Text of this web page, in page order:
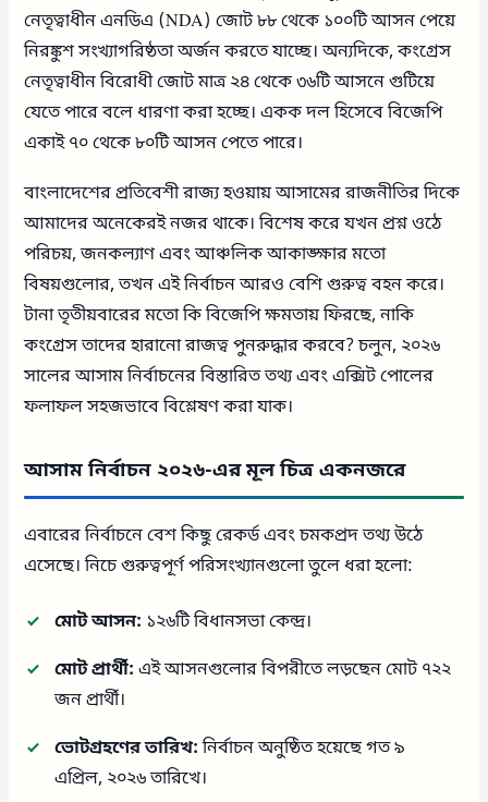
নেতৃত্বাধীন এনডিএ (NDA) জোট ৮৮ থেকে ১০০টি আসন পেয়ে
নিরঙ্কুশ সংখ্যাগরিষ্ঠতা অর্জন করতে যাচ্ছে। অন্যদিকে, কংগ্রেস
নেতৃত্বাধীন বিরোধী জোট মাত্র ২৪ থেকে ৩৬টি আসনে গুটিয়ে
যেতে পারে বলে ধারণা করা হচ্ছে। একক দল হিসেবে বিজেপি
একাই ৭০ থেকে ৮০টি আসন পেতে পারে।
বাংলাদেশের প্রতিবেশী রাজ্য হওয়ায় আসামের রাজনীতির দিকে
আমাদের অনেকেরই নজর থাকে। বিশেষ করে যখন প্রশ্ন ওঠে
পরিচয়, জনকল্যাণ এবং আঞ্চলিক আকাঙ্ক্ষার মতো
বিষয়গুলোর, তখন এই নির্বাচন আরও বেশি গুরুত্ব বহন করে।
টানা তৃতীয়বারের মতো কি বিজেপি ক্ষমতায় ফিরছে, নাকি
কংগ্রেস তাদের হারানো রাজত্ব পুনরুদ্ধার করবে? চলুন, ২০২৬
সালের আসাম নির্বাচনের বিস্তারিত তথ্য এবং এক্সিট পোলের
ফলাফল সহজভাবে বিশ্লেষণ করা যাক।
আসাম নির্বাচন ২০২৬-এর মূল চিত্র একনজরে
এবারের নির্বাচনে বেশ কিছু রেকর্ড এবং চমকপ্রদ তথ্য উঠে
এসেছে। নিচে গুরুত্বপূর্ণ পরিসংখ্যানগুলো তুলে ধরা হলো:
মোট আসন: ১২৬টি বিধানসভা কেন্দ্র।
মোট প্রার্থী: এই আসনগুলোর বিপরীতে লড়ছেন মোট ৭২২
জন প্রার্থী।
ভোটগ্রহণের তারিখ:নির্বাচন অনুষ্ঠিত হয়েছে গত ৯
এপ্রিল, ২০২৬ তারিখে।